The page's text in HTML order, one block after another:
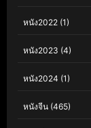
หนัง2022 (1)
หนัง2023 (4)
หนัง2024 (1)
หนังจีน (465)